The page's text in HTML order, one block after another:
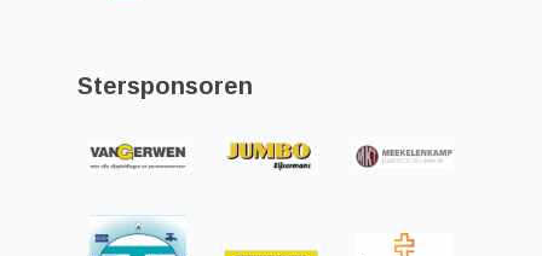
Stersponsoren